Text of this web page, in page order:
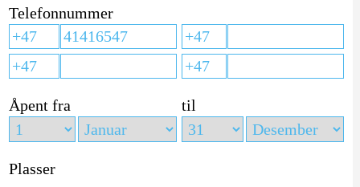
Telefonnummer
Åpent fra til
Plasser